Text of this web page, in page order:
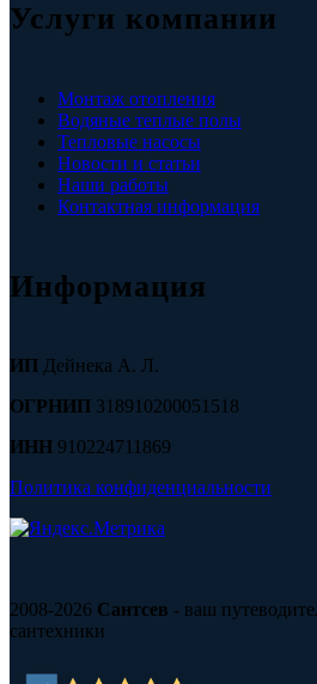
Услуги компании
Монтаж отопления
Водяные теплые полы
Тепловые насосы
Новости и статьи
Наши работы
Контактная информация
Информация
ИП Дейнека А. Л.
ОГРНИП 318910200051518
ИНН 910224711869
Политика конфиденциальности
2008-2026 Сантсев - ваш
сантехники